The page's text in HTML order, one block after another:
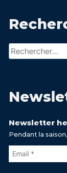
Rechercher :
Newsletter
Pendant la